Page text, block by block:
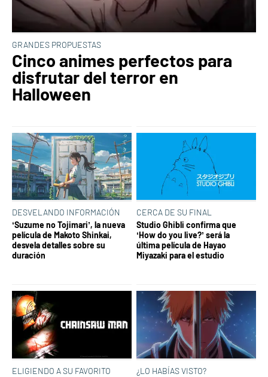
GRANDES PROPUESTAS
Cinco animes perfectos para
disfrutar del terror en
Halloween
DESVELANDO INFORMACIÓN
‘Suzume no Tojimari’, la nueva
película de Makoto Shinkai,
desvela detalles sobre su
duración
CERCA DE SU FINAL
Studio Ghibli confirma que
‘How do you live?’ será la
última película de Hayao
Miyazaki para el estudio
ELIGIENDO A SU FAVORITO
¿LO HABÍAS VISTO?